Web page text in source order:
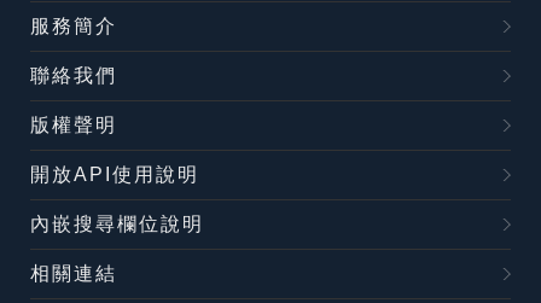
服務簡介
聯絡我們
版權聲明
開放API使用說明
內嵌搜尋欄位說明
相關連結